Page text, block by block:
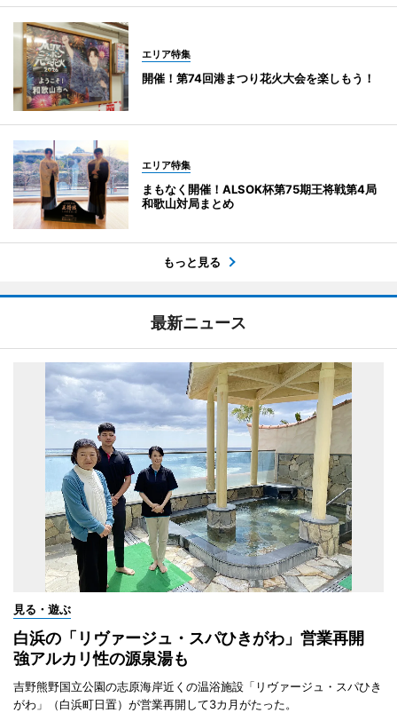
エリア特集
開催！第74回港まつり花火大会を楽しもう！
エリア特集
まもなく開催！ALSOK杯第75期王将戦第4局
和歌山対局まとめ
もっと見る
最新ニュース
見る・遊ぶ
白浜の「リヴァージュ・スパひきがわ」営業再開
強アルカリ性の源泉湯も
吉野熊野国立公園の志原海岸近くの温浴施設「リヴァージュ・スパひき
がわ」（白浜町日置）が営業再開して3カ月がたった。